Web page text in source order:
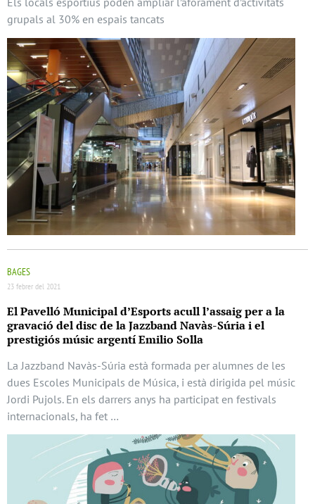
grupals al 30% en espais tancats
BAGES
23 febrer del 2021
El Pavelló Municipal d’Esports acull l’assaig per a la
gravació del disc de la Jazzband Navàs-Súria i el
prestigiós músic argentí Emilio Solla
La Jazzband Navàs-Súria està formada per alumnes de les
dues Escoles Municipals de Música, i està dirigida pel músic
Jordi Pujols. En els darrers anys ha participat en festivals
internacionals, ha fet …